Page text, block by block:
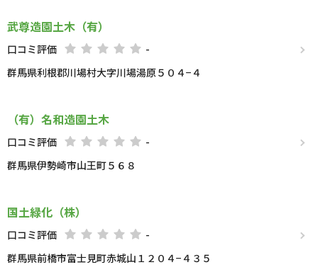
武尊造園土木（有）
口コミ評価
-
群馬県利根郡川場村大字川場湯原５０４−４
（有）名和造園土木
口コミ評価
-
群馬県伊勢崎市山王町５６８
国土緑化（株）
口コミ評価
-
群馬県前橋市富士見町赤城山１２０４−４３５